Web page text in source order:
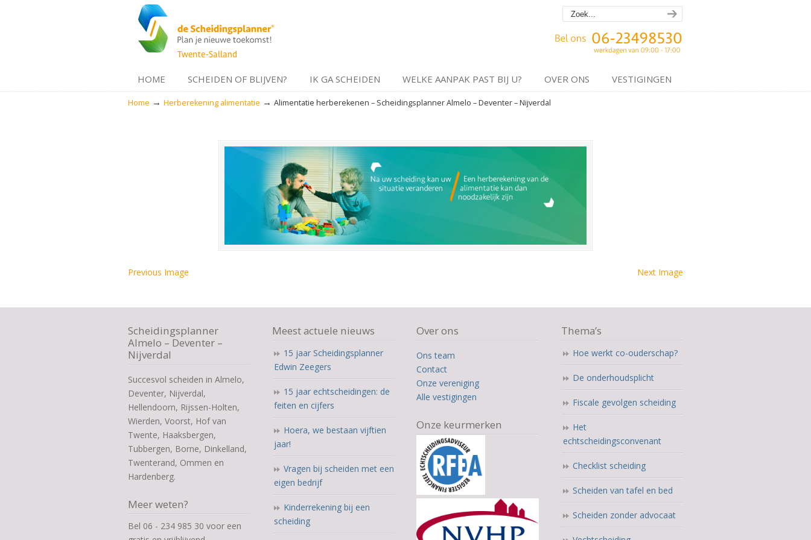
HOME SCHEIDEN OF BLIJVEN? IK GA SCHEIDEN WELKE AANPAK PAST BIJ U? OVER ONS VESTIGINGEN
Navigation
Home → Herberekening alimentatie → Alimentatie herberekenen – Scheidingsplanner Almelo – Deventer – Nijverdal
Previous Image Next Image
Scheidingsplanner
Almelo – Deventer –
Nijverdal
Succesvol scheiden in Almelo,
Deventer, Nijverdal,
Hellendoorn, Rijssen-Holten,
Wierden, Voorst, Hof van
Twente, Haaksbergen,
Tubbergen, Borne, Dinkelland,
Twenterand, Ommen en
Hardenberg.
Meer weten?
Bel 06 - 234 985 30 voor een
Meest actuele nieuws
15 jaar Scheidingsplanner
Edwin Zeegers
15 jaar echtscheidingen: de
feiten en cijfers
Hoera, we bestaan vijftien
jaar!
Vragen bij scheiden met een
eigen bedrijf
Kinderrekening bij een
scheiding
Over ons
Ons team
Contact
Onze vereniging
Alle vestigingen
Onze keurmerken
Thema’s
Hoe werkt co-ouderschap?
De onderhoudsplicht
Fiscale gevolgen scheiding
Het
echtscheidingsconvenant
Checklist scheiding
Scheiden van tafel en bed
Scheiden zonder advocaat